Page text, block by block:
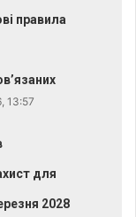
правила
13:57
для
2028